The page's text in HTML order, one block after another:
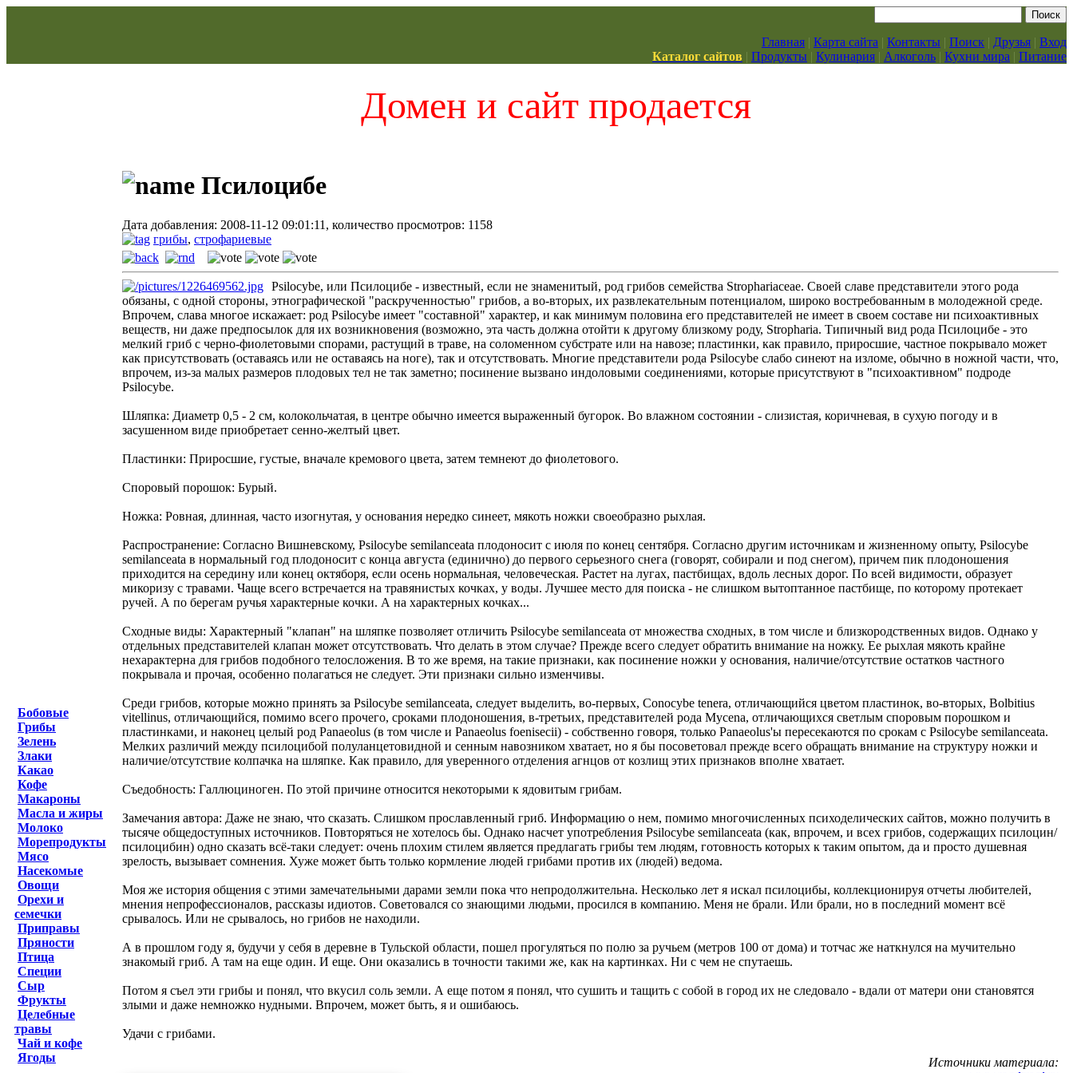
Главная | Карта сайта | Контакты | Поиск | Друзья | Вход
Каталог сайтов | Продукты | Кулинария | Алкоголь | Кухни мира | Питание
Домен и сайт продается
Бобовые
Грибы
Зелень
Злаки
Какао
Кофе
Макароны
Масла и жиры
Молоко
Морепродукты
Мясо
Насекомые
Овощи
Орехи и
семечки
Приправы
Пряности
Птица
Специи
Сыр
Фрукты
Целебные
травы
Чай и кофе
Ягоды
Псилоцибе
Дата добавления: 2008-11-12 09:01:11, количество просмотров: 1158
грибы, строфариевые
Psilocybe, или Псилоцибе - известный, если не знаменитый, род грибов семейства Strophariaceae. Своей славе представители этого рода
обязаны, с одной стороны, этнографической "раскрученностью" грибов, а во-вторых, их развлекательным потенциалом, широко востребованным в молодежной среде.
Впрочем, слава многое искажает: род Psilocybe имеет "составной" характер, и как минимум половина его представителей не имеет в своем составе ни психоактивных
веществ, ни даже предпосылок для их возникновения (возможно, эта часть должна отойти к другому близкому роду, Stropharia. Типичный вид рода Псилоцибе - это
мелкий гриб с черно-фиолетовыми спорами, растущий в траве, на соломенном субстрате или на навозе; пластинки, как правило, приросшие, частное покрывало может
как присутствовать (оставаясь или не оставаясь на ноге), так и отсутствовать. Многие представители рода Psilocybe слабо синеют на изломе, обычно в ножной части, что,
впрочем, из-за малых размеров плодовых тел не так заметно; посинение вызвано индоловыми соединениями, которые присутствуют в "психоактивном" подроде
Psilocybe.
Шляпка: Диаметр 0,5 - 2 см, колокольчатая, в центре обычно имеется выраженный бугорок. Во влажном состоянии - слизистая, коричневая, в сухую погоду и в
засушенном виде приобретает сенно-желтый цвет.
Пластинки: Приросшие, густые, вначале кремового цвета, затем темнеют до фиолетового.
Споровый порошок: Бурый.
Ножка: Ровная, длинная, часто изогнутая, у основания нередко синеет, мякоть ножки своеобразно рыхлая.
Распространение: Согласно Вишневскому, Psilocybe semilanceata плодоносит с июля по конец сентября. Согласно другим источникам и жизненному опыту, Psilocybe
semilanceata в нормальный год плодоносит с конца августа (единично) до первого серьезного снега (говорят, собирали и под снегом), причем пик плодоношения
приходится на середину или конец октяборя, если осень нормальная, человеческая. Растет на лугах, пастбищах, вдоль лесных дорог. По всей видимости, образует
микоризу с травами. Чаще всего встречается на травянистых кочках, у воды. Лучшее место для поиска - не слишком вытоптанное пастбище, по которому протекает
ручей. А по берегам ручья характерные кочки. А на характерных кочках...
Сходные виды: Характерный "клапан" на шляпке позволяет отличить Psilocybe semilanceata от множества сходных, в том числе и близкородственных видов. Однако у
отдельных представителей клапан может отсутствовать. Что делать в этом случае? Прежде всего следует обратить внимание на ножку. Ее рыхлая мякоть крайне
нехарактерна для грибов подобного телосложения. В то же время, на такие признаки, как посинение ножки у основания, наличие/отсутствие остатков частного
покрывала и прочая, особенно полагаться не следует. Эти признаки сильно изменчивы.
Среди грибов, которые можно принять за Psilocybe semilanceata, следует выделить, во-первых, Conocybe tenera, отличающийся цветом пластинок, во-вторых, Bolbitius
vitellinus, отличающийся, помимо всего прочего, сроками плодоношения, в-третьих, представителей рода Mycena, отличающихся светлым споровым порошком и
пластинками, и наконец целый род Panaeolus (в том числе и Panaeolus foenisecii) - собственно говоря, только Panaeolus'ы пересекаются по срокам с Psilocybe semilanceata.
Мелких различий между псилоцибой полуланцетовидной и сенным навозником хватает, но я бы посоветовал прежде всего обращать внимание на структуру ножки и
наличие/отсутствие колпачка на шляпке. Как правило, для уверенного отделения агнцов от козлищ этих признаков вполне хватает.
Съедобность: Галлюциноген. По этой причине относится некоторыми к ядовитым грибам.
Замечания автора: Даже не знаю, что сказать. Слишком прославленный гриб. Информацию о нем, помимо многочисленных психоделических сайтов, можно получить в
тысяче общедоступных источников. Повторяться не хотелось бы. Однако насчет употребления Psilocybe semilanceata (как, впрочем, и всех грибов, содержащих псилоцин/
псилоцибин) одно сказать всё-таки следует: очень плохим стилем является предлагать грибы тем людям, готовность которых к таким опытом, да и просто душевная
зрелость, вызывает сомнения. Хуже может быть только кормление людей грибами против их (людей) ведома.
Моя же история общения с этими замечательными дарами земли пока что непродолжительна. Несколько лет я искал псилоцибы, коллекционируя отчеты любителей,
мнения непрофессионалов, рассказы идиотов. Советовался со знающими людьми, просился в компанию. Меня не брали. Или брали, но в последний момент всё
срывалось. Или не срывалось, но грибов не находили.
А в прошлом году я, будучи у себя в деревне в Тульской области, пошел прогуляться по полю за ручьем (метров 100 от дома) и тотчас же наткнулся на мучительно
знакомый гриб. А там на еще один. И еще. Они оказались в точности такими же, как на картинках. Ни с чем не спутаешь.
Потом я съел эти грибы и понял, что вкусил соль земли. А еще потом я понял, что сушить и тащить с собой в город их не следовало - вдали от матери они становятся
злыми и даже немножко нудными. Впрочем, может быть, я и ошибаюсь.
Удачи с грибами.
Источники материала: